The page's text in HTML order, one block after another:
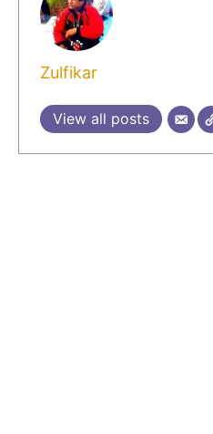
Zulfikar
View all posts